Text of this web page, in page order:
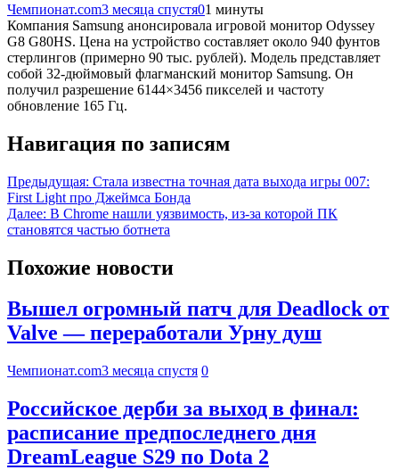
Чемпионат.com3 месяца спустя01 минуты
Компания Samsung анонсировала игровой монитор Odyssey
G8 G80HS. Цена на устройство составляет около 940 фунтов
стерлингов (примерно 90 тыс. рублей). Модель представляет
собой 32-дюймовый флагманский монитор Samsung. Он
получил разрешение 6144×3456 пикселей и частоту
обновление 165 Гц.
Навигация по записям
Предыдущая: Стала известна точная дата выхода игры 007:
First Light про Джеймса Бонда
Далее: В Chrome нашли уязвимость, из-за которой ПК
становятся частью ботнета
Похожие новости
Вышел огромный патч для Deadlock от
Valve — переработали Урну душ
Чемпионат.com3 месяца спустя 0
Российское дерби за выход в финал:
расписание предпоследнего дня
DreamLeague S29 по Dota 2